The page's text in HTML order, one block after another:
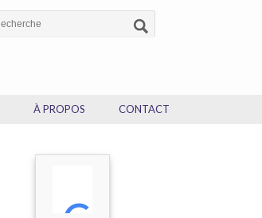
À PROPOS CONTACT